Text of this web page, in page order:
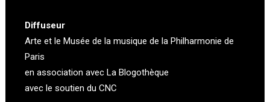
Diffuseur
Arte et le Musée de la musique de la Philharmonie de
Paris
en association avec La Blogothèque
avec le soutien du CNC